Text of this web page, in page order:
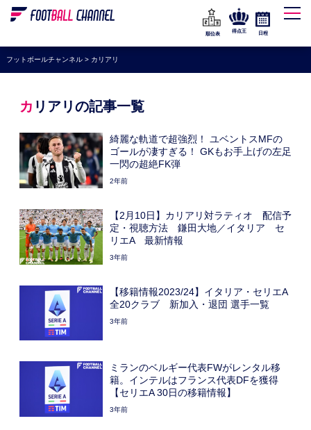
WEリーグ
海外サッカー
プレミアリーグ
ラ・リーガ
ブンデスリーガ
UEFA
高校サッカー
動画
順位表
得点王 日程
フットボールチャンネル> カリアリ
カリアリの記事一覧
綺麗な軌道で超強烈！ ユベントスMFの
ゴールが凄すぎる！ GKもお手上げの左足
一閃の超絶FK弾
2年前
【2月10日】カリアリ対ラティオ 配信予
定・視聴方法 鎌田大地／イタリア セ
リエA 最新情報
3年前
【移籍情報2023/24】イタリア・セリエA
全20クラブ 新加入・退団 選手一覧
3年前
ミランのベルギー代表FWがレンタル移
籍。インテルはフランス代表DFを獲得
【セリエA 30日の移籍情報】
3年前